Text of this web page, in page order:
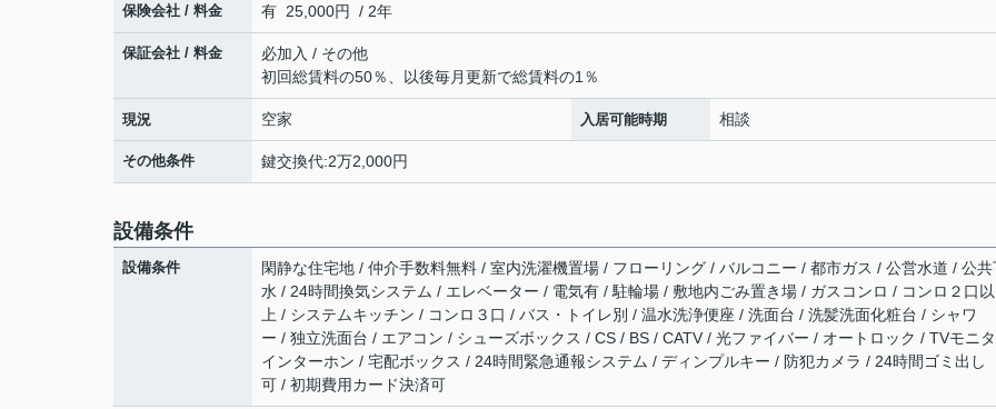
保険会社 / 料金 有 25,000円 / 2年
保証会社 / 料金
必加入 / その他
初回総賃料の50％、以後毎月更新で総賃料の1％
現況 空家 入居可能時期 相談
その他条件 鍵交換代:2万2,000円
設備条件
設備条件
閑静な住宅地 / 仲介手数料無料 / 室内洗濯機置場 / フローリング / バルコニー / 都市ガス / 公営水道 / 公共
水 / 24時間換気システム / エレベーター / 電気有 / 駐輪場 / 敷地内ごみ置き場 / ガスコンロ / コンロ２口以
上 / システムキッチン / コンロ３口 / バス・トイレ別 / 温水洗浄便座 / 洗面台 / 洗髪洗面化粧台 / シャワ
ー / 独立洗面台 / エアコン / シューズボックス / CS / BS / CATV / 光ファイバー / オートロック / TVモニ
インターホン / 宅配ボックス / 24時間緊急通報システム / ディンプルキー / 防犯カメラ / 24時間ゴミ出し
可 / 初期費用カード決済可